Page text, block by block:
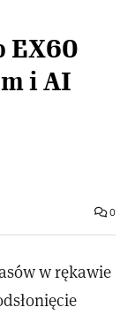
EX60
i AI
0
w rękawie